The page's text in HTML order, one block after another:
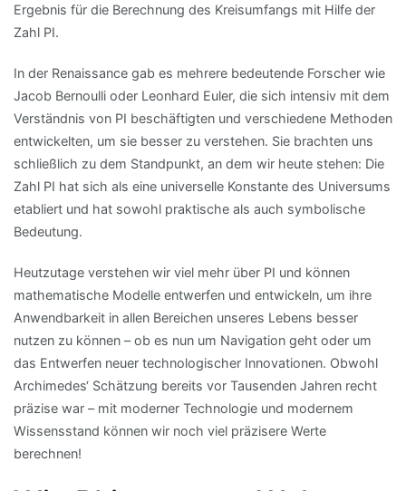
Ergebnis für die Berechnung des Kreisumfangs mit Hilfe der
Zahl PI.
In der Renaissance gab es mehrere bedeutende Forscher wie
Jacob Bernoulli oder Leonhard Euler, die sich intensiv mit dem
Verständnis von PI beschäftigten und verschiedene Methoden
entwickelten, um sie besser zu verstehen. Sie brachten uns
schließlich zu dem Standpunkt, an dem wir heute stehen: Die
Zahl PI hat sich als eine universelle Konstante des Universums
etabliert und hat sowohl praktische als auch symbolische
Bedeutung.
Heutzutage verstehen wir viel mehr über PI und können
mathematische Modelle entwerfen und entwickeln, um ihre
Anwendbarkeit in allen Bereichen unseres Lebens besser
nutzen zu können – ob es nun um Navigation geht oder um
das Entwerfen neuer technologischer Innovationen. Obwohl
Archimedes‘ Schätzung bereits vor Tausenden Jahren recht
präzise war – mit moderner Technologie und modernem
Wissensstand können wir noch viel präzisere Werte
berechnen!